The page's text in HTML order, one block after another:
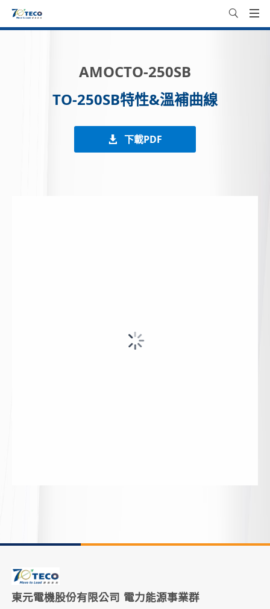
AMOCTO-250SB
TO-250SB特性&溫補曲線
下載PDF
東元電機股份有限公司 電力能源事業群